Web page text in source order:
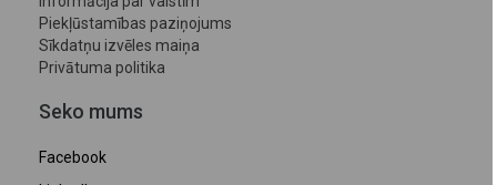
Piekļūstamības paziņojums
Sīkdatņu izvēles maiņa
Privātuma politika
Seko mums
Facebook